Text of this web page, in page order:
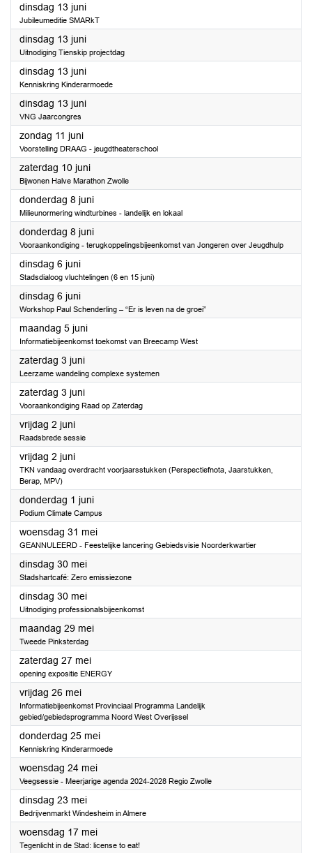
dinsdag 13 juni2023
Jubileumeditie SMARkT
dinsdag 13 juni2023
Uitnodiging Tienskip projectdag
dinsdag 13 juni2023
Kenniskring Kinderarmoede
dinsdag 13 juni2023
VNG Jaarcongres
zondag 11 juni2023
Voorstelling DRAAG - jeugdtheaterschool
zaterdag 10 juni2023
Bijwonen Halve Marathon Zwolle
donderdag 8 juni2023
Milieunormering windturbines - landelijk en lokaal
donderdag 8 juni2023
Vooraankondiging - terugkoppelingsbijeenkomst van Jongeren over Jeugdhulp
dinsdag 6 juni2023
Stadsdialoog vluchtelingen (6 en 15 juni)
dinsdag 6 juni2023
Workshop Paul Schenderling – “Er is leven na de groei”
maandag 5 juni2023
Informatiebijeenkomst toekomst van Breecamp West
zaterdag 3 juni2023
Leerzame wandeling complexe systemen
zaterdag 3 juni2023
Vooraankondiging Raad op Zaterdag
vrijdag 2 juni2023
Raadsbrede sessie
vrijdag 2 juni2023
TKN vandaag overdracht voorjaarsstukken (Perspectiefnota, Jaarstukken,
Berap, MPV)
donderdag 1 juni2023
Podium Climate Campus
woensdag 31 mei2023
GEANNULEERD - Feestelijke lancering Gebiedsvisie Noorderkwartier
dinsdag 30 mei2023
Stadshartcafé: Zero emissiezone
dinsdag 30 mei2023
Uitnodiging professionalsbijeenkomst
maandag 29 mei2023
Tweede Pinksterdag
zaterdag 27 mei2023
opening expositie ENERGY
vrijdag 26 mei2023
Informatiebijeenkomst Provinciaal Programma Landelijk
gebied/gebiedsprogramma Noord West Overijssel
donderdag 25 mei2023
Kenniskring Kinderarmoede
woensdag 24 mei2023
Veegsessie - Meerjarige agenda 2024-2028 Regio Zwolle
dinsdag 23 mei2023
Bedrijvenmarkt Windesheim in Almere
woensdag 17 mei2023
Tegenlicht in de Stad: license to eat!